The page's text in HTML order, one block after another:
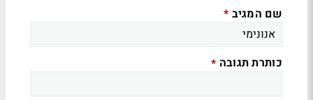
שם המגיב *
כותרת תגובה *